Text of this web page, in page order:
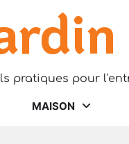
pratiques pour
MAISON